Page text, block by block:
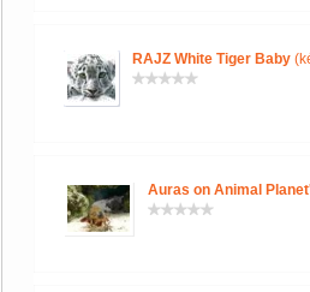
RAJZ White Tiger Baby
Auras on Animal